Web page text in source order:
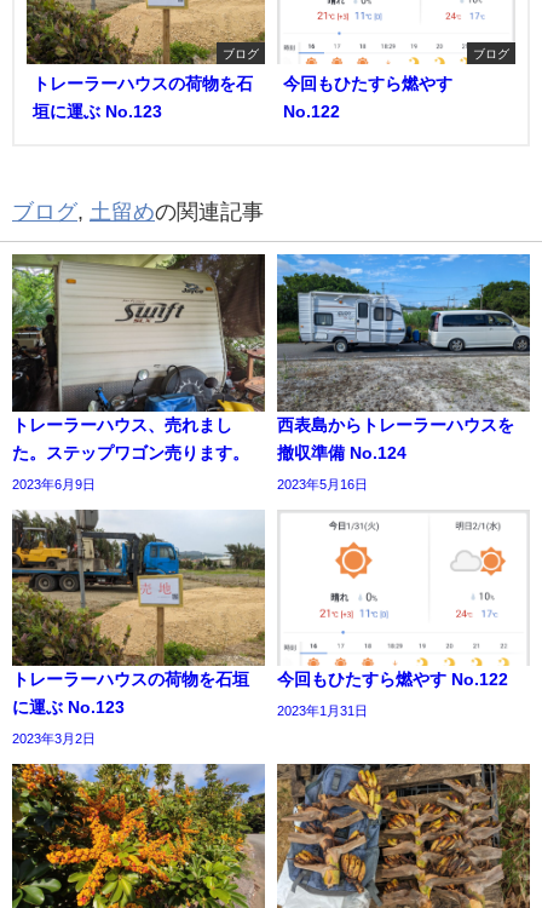
ブログ
トレーラーハウスの荷物を石
垣に運ぶ No.123
ブログ
今回もひたすら燃やす
No.122
ブログ, 土留めの関連記事
トレーラーハウス、売れまし
た。ステップワゴン売ります。
2023年6月9日
西表島からトレーラーハウスを
撤収準備 No.124
2023年5月16日
トレーラーハウスの荷物を石垣
に運ぶ No.123
2023年3月2日
今回もひたすら燃やす No.122
2023年1月31日